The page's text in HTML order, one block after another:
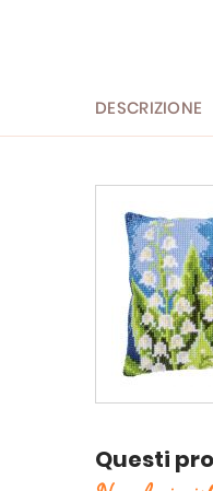
DESCRIZIONE
Questi